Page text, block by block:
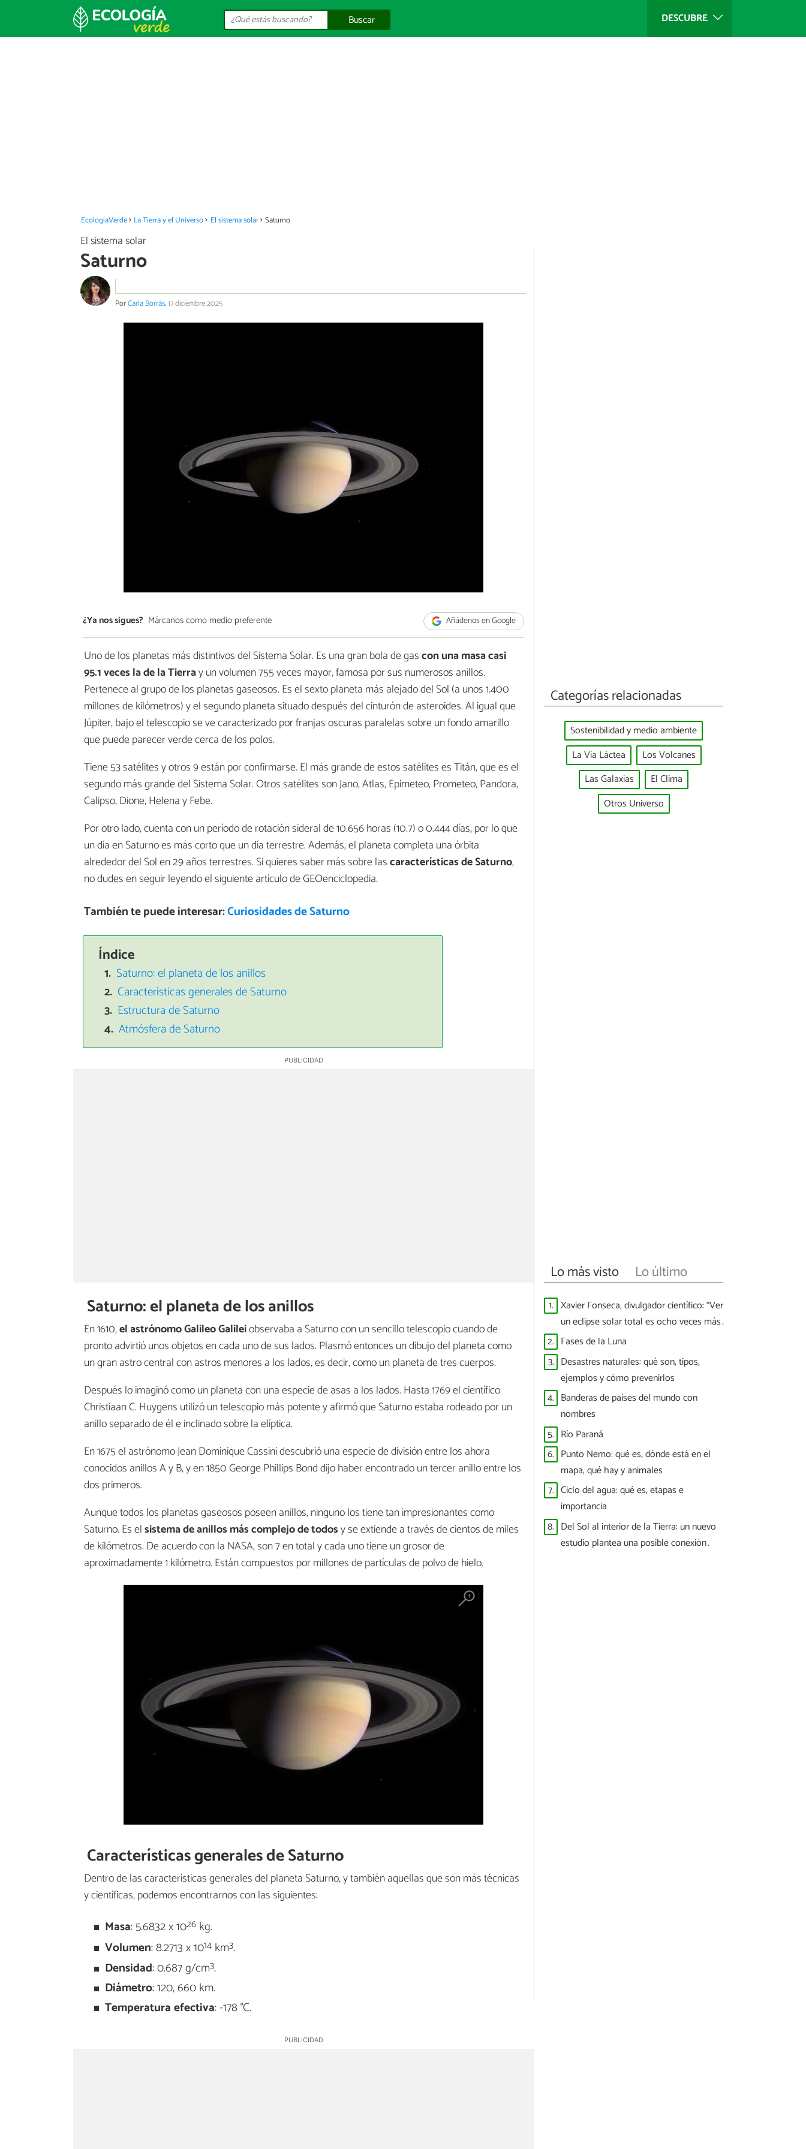
DESCUBRE
Buscar
EcologíaVerde La Tierra y el Universo El sistema solar Saturno
El sistema solar
Saturno
PorCarla Borràs.17 diciembre 2025
¿Ya nos sigues? Márcanos como medio preferente Añádenos en Google
Uno de los planetas más distintivos del Sistema Solar. Es una gran bola de gascon una masa casi
95.1 veces la de la Tierray un volumen 755 veces mayor, famosa por sus numerosos anillos.
Pertenece al grupo de los planetas gaseosos. Es el sexto planeta más alejado del Sol (a unos 1.400
millones de kilómetros) y el segundo planeta situado después del cinturón de asteroides. Al igual que
Júpiter, bajo el telescopio se ve caracterizado por franjas oscuras paralelas sobre un fondo amarillo
que puede parecer verde cerca de los polos.
Tiene 53 satélites y otros 9 están por confirmarse. El más grande de estos satélites es Titán, que es el
segundo más grande del Sistema Solar. Otros satélites son Jano, Atlas, Epimeteo, Prometeo, Pandora,
Calipso, Dione, Helena y Febe.
Por otro lado, cuenta con un período de rotación sideral de 10.656 horas (10.7) o 0.444 días, por lo que
un día en Saturno es más corto que un día terrestre. Además, el planeta completa una órbita
alrededor del Sol en 29 años terrestres. Si quieres saber más sobre lascaracterísticas de Saturno,
no dudes en seguir leyendo el siguiente artículo de GEOenciclopedia.
También te puede interesar:Curiosidades de Saturno
Índice
Saturno: el planeta de los anillos
Características generales de Saturno
Estructura de Saturno
Atmósfera de Saturno
Saturno: el planeta de los anillos
En 1610,el astrónomo Galileo Galileiobservaba a Saturno con un sencillo telescopio cuando de
pronto advirtió unos objetos en cada uno de sus lados. Plasmó entonces un dibujo del planeta como
un gran astro central con astros menores a los lados, es decir, como un planeta de tres cuerpos.
Después lo imaginó como un planeta con una especie de asas a los lados. Hasta 1769 el científico
Christiaan C. Huygens utilizó un telescopio más potente y afirmó que Saturno estaba rodeado por un
anillo separado de él e inclinado sobre la elíptica.
En 1675 el astrónomo Jean Dominique Cassini descubrió una especie de división entre los ahora
conocidos anillos A y B, y en 1850 George Phillips Bond dijo haber encontrado un tercer anillo entre los
dos primeros.
Aunque todos los planetas gaseosos poseen anillos, ninguno los tiene tan impresionantes como
Saturno. Es elsistema de anillos más complejo de todosy se extiende a través de cientos de miles
de kilómetros. De acuerdo con la NASA, son 7 en total y cada uno tiene un grosor de
aproximadamente 1 kilómetro. Están compuestos por millones de partículas de polvo de hielo.
Características generales de Saturno
Dentro de las características generales del planeta Saturno, y también aquellas que son más técnicas
y científicas, podemos encontrarnos con las siguientes:
Masa: 5.6832 x 1026kg.
Volumen: 8.2713 x 1014km3.
Densidad: 0.687 g/cm3.
Diámetro: 120, 660 km.
Temperaturaefectiva: -178 °C.
Categorías relacionadas
Sostenibilidad y medio ambiente
La Vía Láctea
Los Volcanes
Las Galaxias
El Clima
Otros Universo
Lo más visto Lo último
1. Xavier Fonseca, divulgador científico: “Ver
un eclipse solar total es ocho veces más
difícil que ver a España ganar un Mundial”
2. Fases de la Luna
3. Desastres naturales: qué son, tipos,
ejemplos y cómo prevenirlos
4. Banderas de países del mundo con
nombres
5. Río Paraná
6. Punto Nemo: qué es, dónde está en el
mapa, qué hay y animales
7. Ciclo del agua: qué es, etapas e
importancia
8. Del Sol al interior de la Tierra: un nuevo
estudio plantea una posible conexión